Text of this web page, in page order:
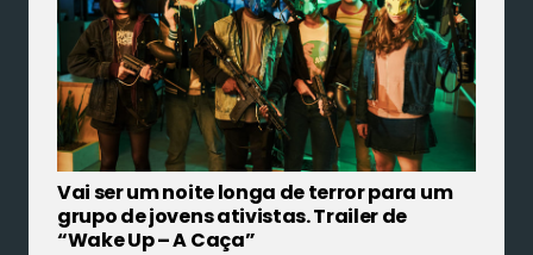
Vai ser um noite longa de terror para um
grupo de jovens ativistas. Trailer de
“Wake Up – A Caça”